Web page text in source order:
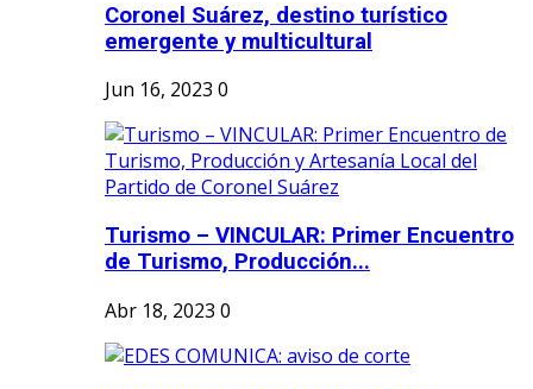
Coronel Suárez, destino turístico
emergente y multicultural
Jun 16, 2023 0
Turismo – VINCULAR: Primer Encuentro
de Turismo, Producción...
Abr 18, 2023 0